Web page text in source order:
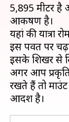
5,895 मीटर है
आकर्षण है।
यहां की यात्रा
इस पर्वत पर
इसके शिखर से
अगर आप प्रकृति
रखते हैं तो